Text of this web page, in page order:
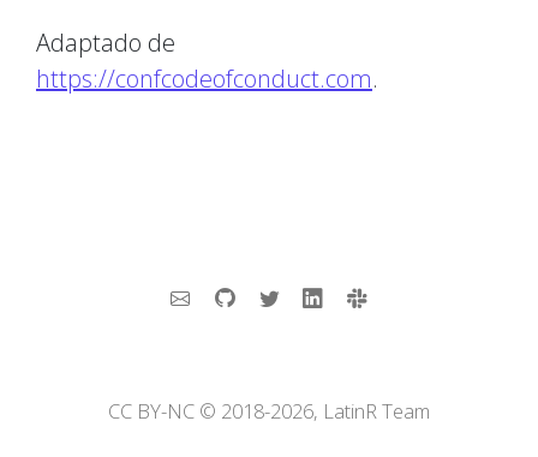
Adaptado de
https://confcodeofconduct.com.
CC BY-NC © 2018-2026, LatinR Team